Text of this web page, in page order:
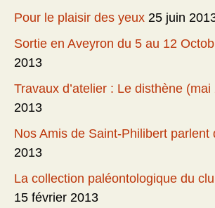
Pour le plaisir des yeux 25 juin
Sortie en Aveyron du 5 au 12
2013
Travaux d’atelier : Le disthène (mai
2013
Nos Amis de Saint-Philibert parlent
2013
La collection paléontologique du
15 février 2013